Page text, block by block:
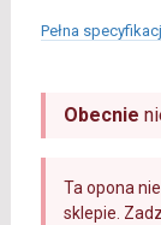
Pełna
Obecnie
Ta opona
sklepie.